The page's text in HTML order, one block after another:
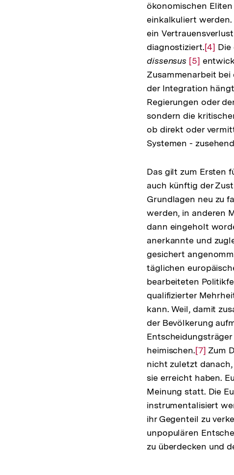
ökonomischen
einkalkuliert
ein
diagnostiziert.Zur
der
[4] Die
dissensus Zur
Auflösung
der
Fußnote
[5]
Zusammenarbeit
der Integration
Regierungen oder
sondern die
ob direkt oder
Systemen -
Das gilt zum Ersten
auch künftig der
Grundlagen neu zu
werden, in anderen
dann eingeholt
anerkannte und
gesichert
täglichen
bearbeiteten
qualifizierter
kann. Weil, damit
der Bevölkerung
heimischen.Zur
der
Fußnote
[7] Zum
nicht zuletzt
sie erreicht haben.
Meinung statt. Die
instrumentalisiert
ihr Gegenteil zu
unpopulären
zu überdecken und